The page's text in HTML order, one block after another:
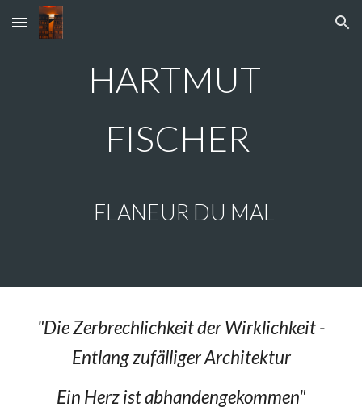
Skip to main content Skip to navigation
HARTMUT
FISCHER
FLANEUR DU MAL
"Die Zerbrechlichkeit der Wirklichkeit -
Entlang zufälliger Architektur
Ein Herz ist abhandengekommen"